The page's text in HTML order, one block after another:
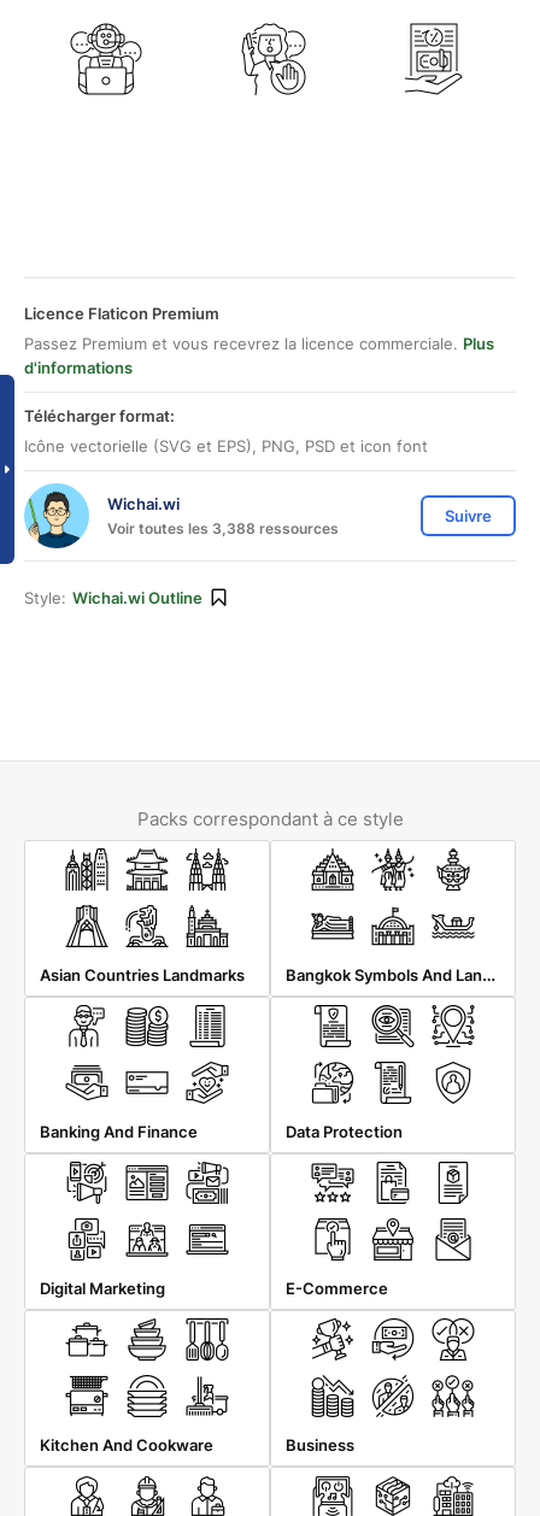
Licence Flaticon Premium
Passez Premium et vous recevrez la licence commerciale. Plus
d'informations
Télécharger format:
Icône vectorielle (SVG et EPS), PNG, PSD et icon font
Wichai.wi
Voir toutes les 3,388 ressources
Suivre
Style: Wichai.wi Outline
Packs correspondant à ce style
Asian Countries Landmarks Bangkok Symbols And Landmarks
Banking And Finance Data Protection
Digital Marketing E-Commerce
Kitchen And Cookware Business